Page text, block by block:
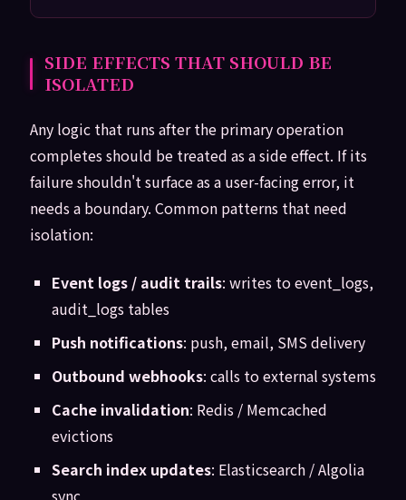
SIDE EFFECTS THAT SHOULD BE
ISOLATED
Any logic that runs after the primary operation
completes should be treated as a side effect. If its
failure shouldn't surface as a user-facing error, it
needs a boundary. Common patterns that need
isolation:
Event logs / audit trails: writes to event_logs,
audit_logs tables
Push notifications: push, email, SMS delivery
Outbound webhooks: calls to external systems
Cache invalidation: Redis / Memcached
evictions
Search index updates: Elasticsearch / Algolia
sync